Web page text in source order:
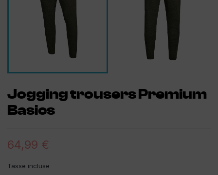
Jogging trousers Premium
Basics
64,99 €
Tasse incluse